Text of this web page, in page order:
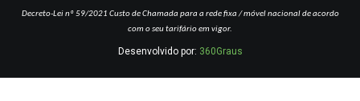
Decreto-Lei nº 59/2021 Custo de Chamada para a rede fixa / móvel nacional de acordo
com o seu tarifário em vigor.
Desenvolvido por: 360Graus